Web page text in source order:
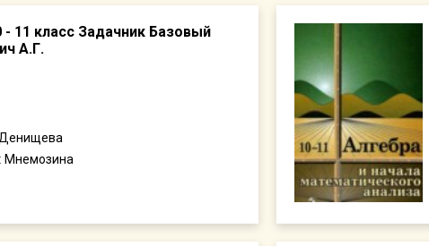
- 11 класс Задачник Базовый
А.Г.
Мнемозина